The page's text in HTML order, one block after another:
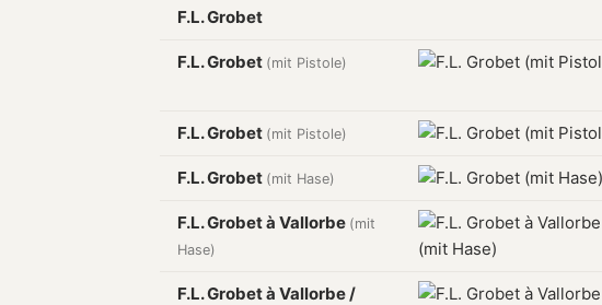
F.L. Grobet
F.L. Grobet (mit Pistole)
F.L. Grobet (mit Pistole)
F.L. Grobet (mit Hase)
F.L. Grobet à Vallorbe (mit
Hase)
F.L. Grobet à Vallorbe /